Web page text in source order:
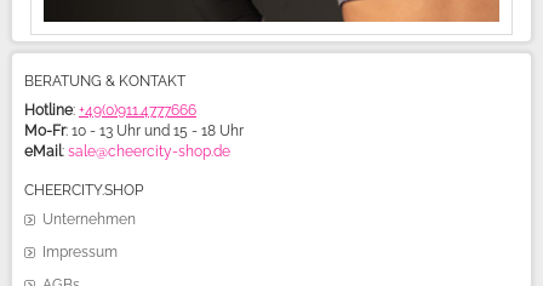
BERATUNG & KONTAKT
Hotline: +49(0)911.4777666
Mo-Fr: 10 - 13 Uhr und 15 - 18 Uhr
eMail: sale@cheercity-shop.de
CHEERCITY.SHOP
Unternehmen
Impressum